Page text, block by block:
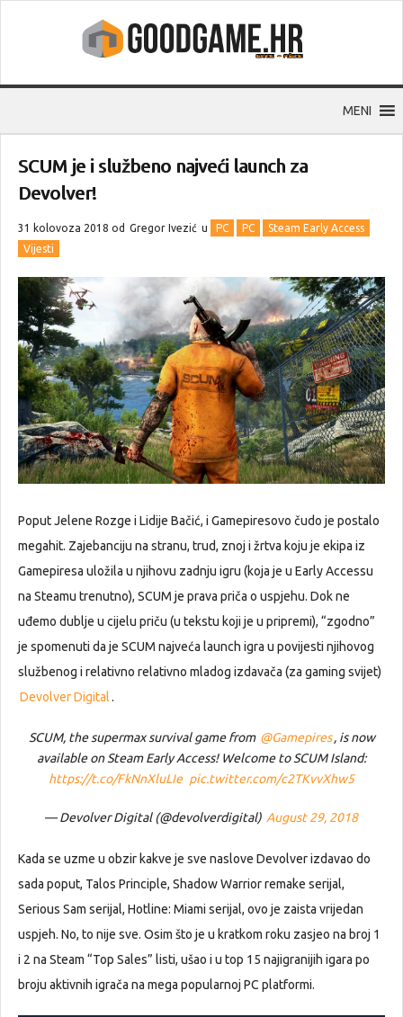
MENI
SCUM je i službeno najveći launch za
Devolver!
31 kolovoza 2018 od Gregor Ivezić u PC PC
Steam Early Access
Vijesti
Poput Jelene Rozge i Lidije Bačić, i Gamepiresovo čudo je postalo
megahit. Zajebanciju na stranu, trud, znoj i žrtva koju je ekipa iz
Gamepiresa uložila u njihovu zadnju igru (koja je u Early Accessu
na Steamu trenutno), SCUM je prava priča o uspjehu. Dok ne
uđemo dublje u cijelu priču (u tekstu koji je u pripremi), “zgodno”
je spomenuti da je SCUM najveća launch igra u povijesti njihovog
službenog i relativno relativno mladog izdavača (za gaming svijet)
Devolver Digital.
SCUM, the supermax survival game from @Gamepires , is now
available on Steam Early Access! Welcome to SCUM Island:
https://t.co/FkNnXluLIe pic.twitter.com/c2TKvvXhw5
— Devolver Digital (@devolverdigital) August 29, 2018
Kada se uzme u obzir kakve je sve naslove Devolver izdavao do
sada poput, Talos Principle, Shadow Warrior remake serijal,
Serious Sam serijal, Hotline: Miami serijal, ovo je zaista vrijedan
uspjeh. No, to nije sve. Osim što je u kratkom roku zasjeo na broj 1
i 2 na Steam “Top Sales” listi, ušao i u top 15 najigranijih igara po
broju aktivnih igrača na mega popularnoj PC platformi.